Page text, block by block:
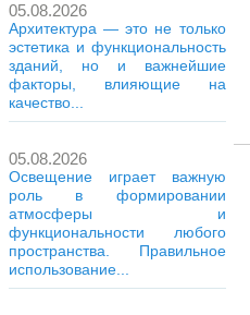
05.08.2026
Архитектура — это не только
эстетика и функциональность
зданий, но и важнейшие
факторы, влияющие на
качество...
05.08.2026
Освещение играет важную
роль в формировании
атмосферы и
функциональности любого
пространства. Правильное
использование...